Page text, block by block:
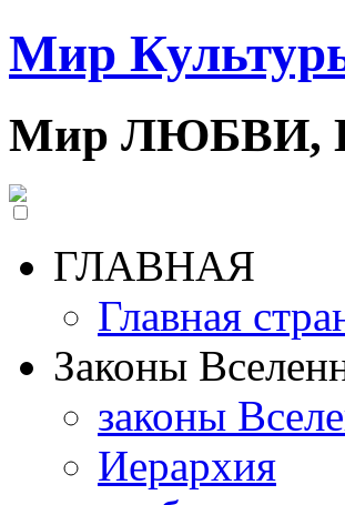
Мир
Мир ЛЮБВИ,
ГЛАВНАЯ
Главная
Законы
законы
Иерархия